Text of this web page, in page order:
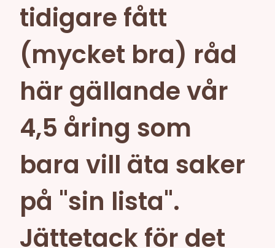
tidigare fått
(mycket bra) råd
här gällande vår
4,5 åring som
bara vill äta saker
på "sin lista".
Jättetack för det